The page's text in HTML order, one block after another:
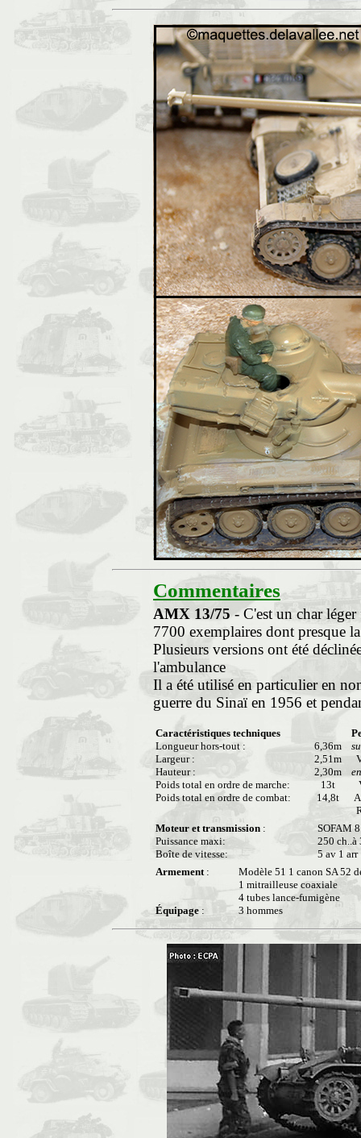
Commentaires
AMX 13/75 - C'est un char
7700 exemplaires dont presque
Plusieurs versions ont été
l'ambulance
Il a été utilisé en particulier en
guerre du Sinaï en 1956 et
Caractéristiques techniques
Longueur hors-tout :
Largeur :
Hauteur :
Poids total en ordre de marche:
Poids total en ordre de combat:
6,36m
2,51m
2,30m
13t
14,8t
Moteur et transmission :
Puissance maxi:
Boîte de vitesse:
SOFAM
250
5 av 1 arr
Armement:
Équipage :
Modèle 51 1 canon SA 52
1 mitrailleuse coaxiale
4 tubes lance-fumigène
3 hommes